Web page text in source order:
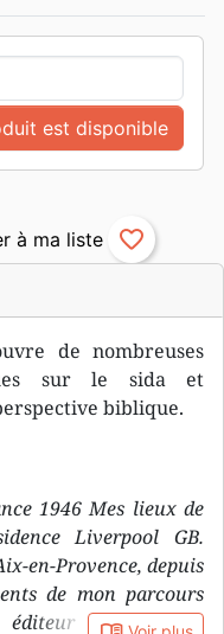
de nombreuses
sur le sida et
biblique.
1946 Mes lieux de
Liverpool GB.
en-Provence, depuis
de mon parcours
éditeur de La revue
est disponible
favorite_border